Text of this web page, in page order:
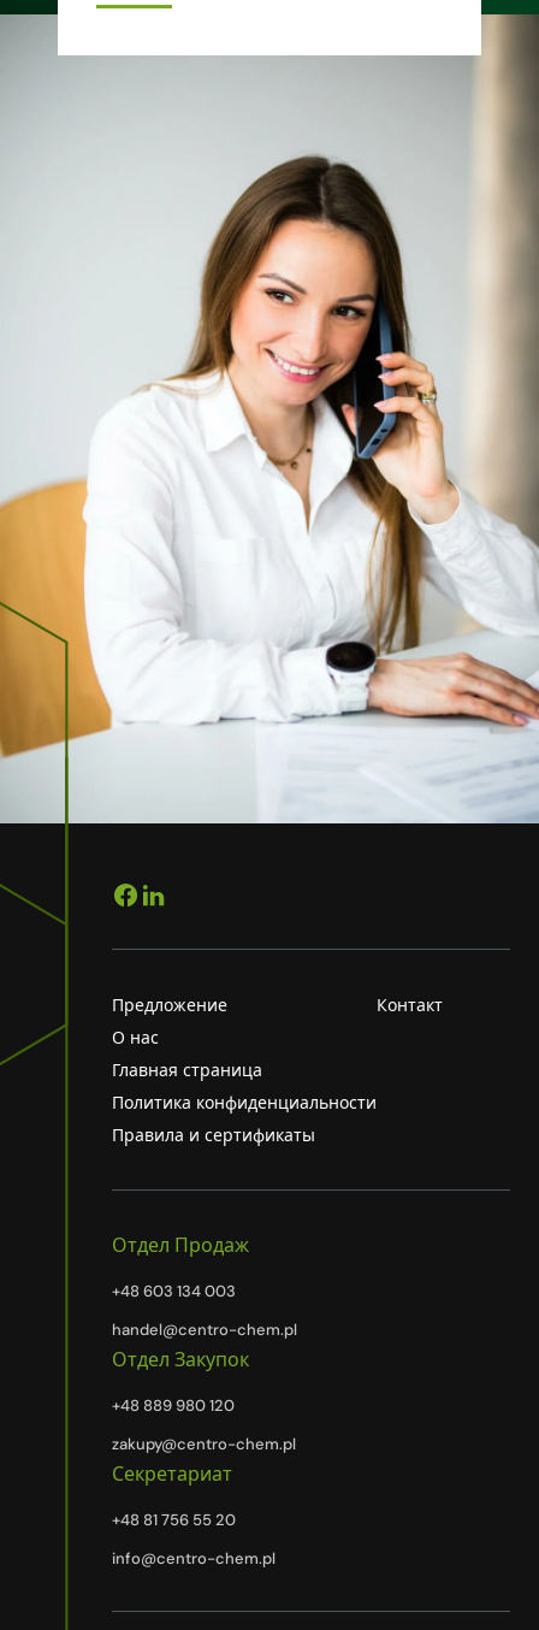
Предложение
О нас
Главная страница
Политика конфиденциальности
Правила и сертификаты
Контакт
Отдел Продаж
+48 603 134 003
handel@centro-chem.pl
Отдел Закупок
+48 889 980 120
zakupy@centro-chem.pl
Секретариат
+48 81 756 55 20
info@centro-chem.pl